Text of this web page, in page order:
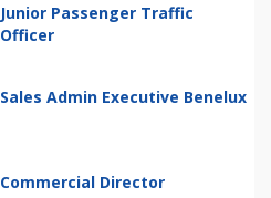
Junior Passenger Traffic
Officer
Sales Admin Executive Benelux
Commercial Director